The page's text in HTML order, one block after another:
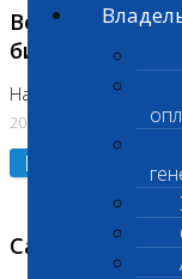
Возобновлено
На Нагорной
20.07.2026
Подробнее
Санитарный